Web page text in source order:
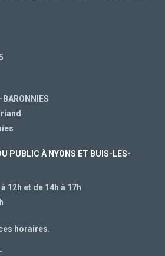
PUBLIC À NYONS ET BUIS-LES-
12h et de 14h à 17h
horaires.